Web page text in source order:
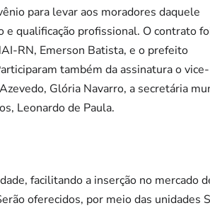
para levar aos moradores daquele
e qualificação profissional. O contrato
RN, Emerson Batista, e o prefeito
também da assinatura o vice-
Glória Navarro, a secretária
Leonardo de Paula.
facilitando a inserção no mercado
oferecidos, por meio das unidades